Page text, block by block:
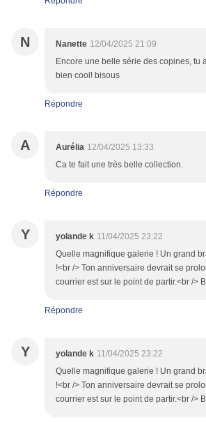
N Nanette 12/04/2025 21:09
Encore une belle série des copines, tu
bien cool! bisous
Répondre
A Aurélia 12/04/2025 13:33
Ca te fait une très belle collection.
Répondre
Y yolande k 11/04/2025 23:22
Quelle magnifique galerie ! Un grand
!<br /> Ton anniversaire devrait se
courrier est sur le point de partir.<br />
Répondre
Y yolande k 11/04/2025 23:22
Quelle magnifique galerie ! Un grand
!<br /> Ton anniversaire devrait se
courrier est sur le point de partir.<br />